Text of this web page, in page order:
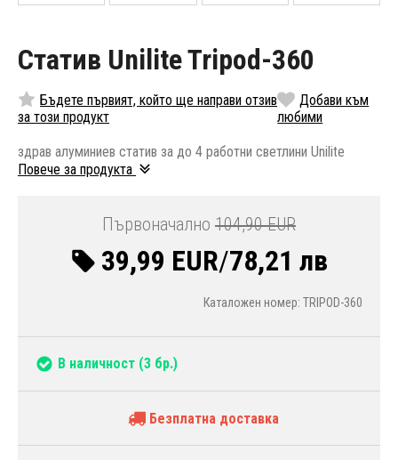
Статив Unilite Tripod-360
Бъдете първият, който ще направи отзив
за този продукт
Добави към
любими
здрав алуминиев статив за до 4 работни светлини Unilite
Повече за продукта
Първоначално 104,90 EUR
39,99 EUR/78,21 лв
Каталожен номер: TRIPOD-360
В наличност (3 бр.)
Безплатна доставка